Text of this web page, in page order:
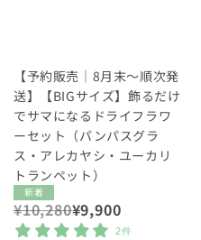
SALE
【予約販売｜8月末〜順次発
送】【BIGサイズ】飾るだけ
でサマになるドライフラワ
ーセット（パンパスグラ
ス・アレカヤシ・ユーカリ
トランペット）
新着
通
常
¥10,280
セ
ー
¥9,900
2件